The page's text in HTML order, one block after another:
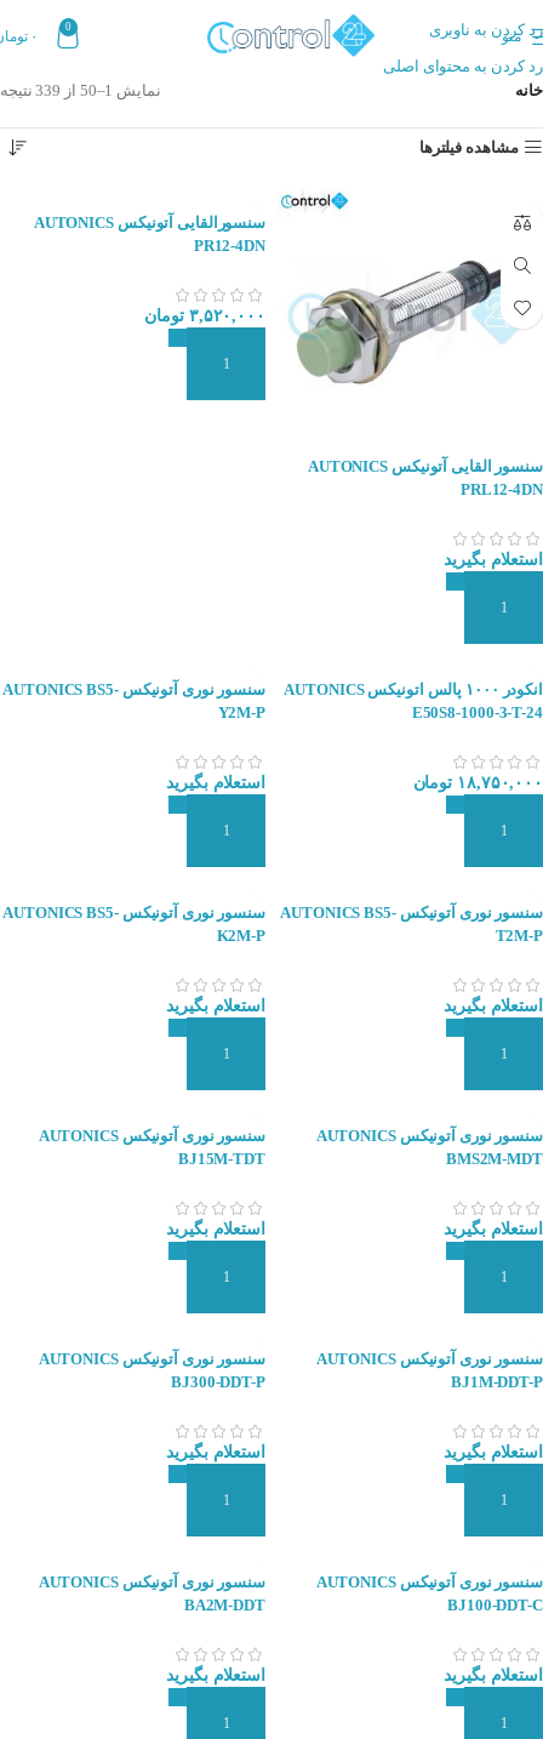
رد کردن به ناوبری
رد کردن به محتوای اصلی
منو
0
۰
خانه نمایش 1–50 از 339 نتیجه
مشاهده فیلترها
سنسور القایی آتونیکس AUTONICS
PRL12-4DN
استعلام بگیرید
سنسورالقایی آتونیکس AUTONICS
PR12-4DN
۳,۵۲۰,۰۰۰ تومان
انکودر ۱۰۰۰ پالس اتونیکس AUTONICS
E50S8-1000-3-T-24
۱۸,۷۵۰,۰۰۰ تومان
سنسور نوری آتونیکس AUTONICS BS5-
Y2M-P
استعلام بگیرید
سنسور نوری آتونیکس AUTONICS BS5-
T2M-P
استعلام بگیرید
سنسور نوری آتونیکس AUTONICS BS5-
K2M-P
استعلام بگیرید
سنسور نوری آتونیکس AUTONICS
BMS2M-MDT
استعلام بگیرید
سنسور نوری آتونیکس AUTONICS
BJ15M-TDT
استعلام بگیرید
سنسور نوری آتونیکس AUTONICS
BJ1M-DDT-P
استعلام بگیرید
سنسور نوری آتونیکس AUTONICS
BJ300-DDT-P
استعلام بگیرید
سنسور نوری آتونیکس AUTONICS
BJ100-DDT-C
استعلام بگیرید
سنسور نوری آتونیکس AUTONICS
BA2M-DDT
استعلام بگیرید